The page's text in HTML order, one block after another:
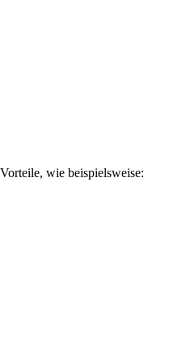
wie beispielsweise: